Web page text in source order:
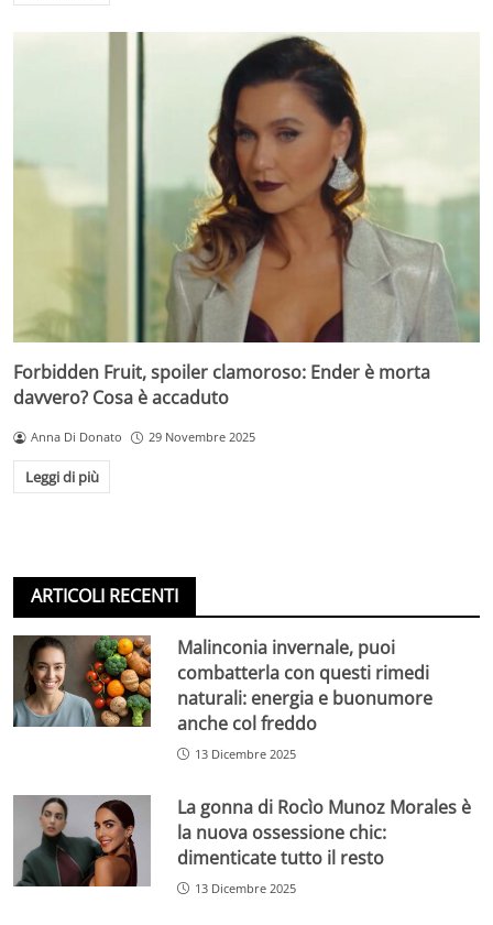
Forbidden Fruit, spoiler clamoroso: Ender è morta
davvero? Cosa è accaduto
Anna Di Donato 29 Novembre 2025
Leggi di più
ARTICOLI RECENTI
Malinconia invernale, puoi
combatterla con questi rimedi
naturali: energia e buonumore
anche col freddo
13 Dicembre 2025
La gonna di Rocìo Munoz Morales è
la nuova ossessione chic:
dimenticate tutto il resto
13 Dicembre 2025